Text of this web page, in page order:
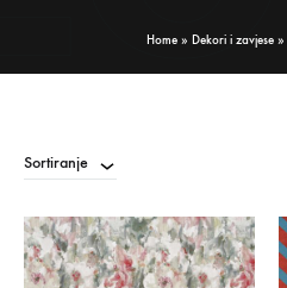
Home » Dekori i zavjese »
Sortiranje